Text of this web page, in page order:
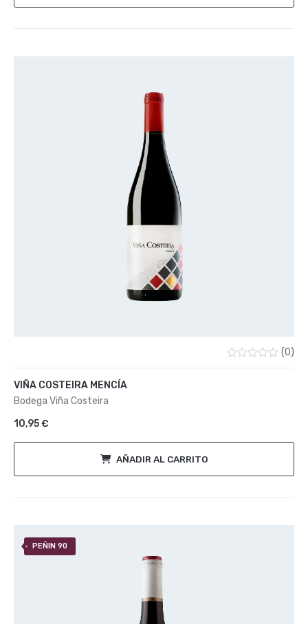
(0)
VIÑA COSTEIRA MENCÍA
Bodega Viña Costeira
10,95€
AÑADIR AL CARRITO
PEÑIN 90